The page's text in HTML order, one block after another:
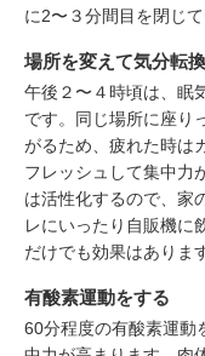
に2〜３分間目を閉じ
場所を変えて気分転
午後２〜４時頃は、眠
です。同じ場所に座り
がるため、疲れた時は
フレッシュして集中力
は活性化するので、家
レにいったり自販機に
だけでも効果はありま
有酸素運動をする
60分程度の有酸素運動